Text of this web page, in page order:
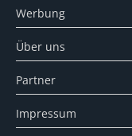
Werbung
Über uns
Partner
Impressum